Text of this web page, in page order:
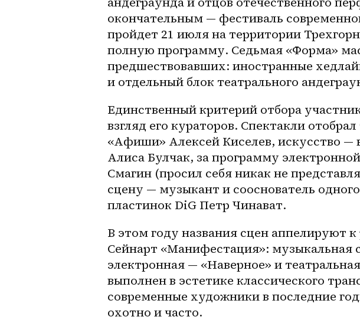
окончательным — фестиваль
пройдет 21 июля на территории
полную программу. Седьмая «Форма»
предшествовавших: иностранные
и отдельный блок театрального
Единственный критерий отбора
взгляд его кураторов. Спектакли
«Афиши» Алексей Киселев, искусство —
Алиса Булчак, за программу
Смагин (просил себя никак не
сцену — музыкант и сооснователь
пластинок DiG Петр Чинават.
В этом году названия сцен аппелируют
Сейнарт «Манифестация»: музыкальная
электронная — «Наверное» и
выполнен в эстетике классического
современные художники в последние
охотно и часто.